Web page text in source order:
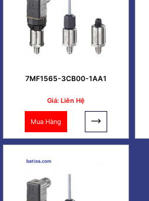
7MF1565-3CB00-1AA1
Giá: Liên Hệ
Mua Hàng